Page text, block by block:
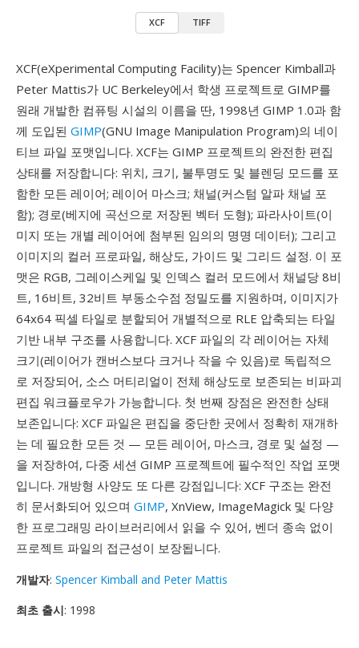
XCF TIFF
XCF(eXperimental Computing Facility)는 Spencer Kimball과
Peter Mattis가 UC Berkeley에서 학생 프로젝트로 GIMP를
원래 개발한 컴퓨팅 시설의 이름을 딴, 1998년 GIMP 1.0과 함
께 도입된 GIMP(GNU Image Manipulation Program)의 네이
티브 파일 포맷입니다. XCF는 GIMP 프로젝트의 완전한 편집
상태를 저장합니다: 위치, 크기, 불투명도 및 블렌딩 모드를 포
함한 모든 레이어; 레이어 마스크; 채널(커스텀 알파 채널 포
함); 경로(베지에 곡선으로 저장된 벡터 도형); 파라사이트(이
미지 또는 개별 레이어에 첨부된 임의의 명명 데이터); 그리고
이미지의 컬러 프로파일, 해상도, 가이드 및 그리드 설정. 이 포
맷은 RGB, 그레이스케일 및 인덱스 컬러 모드에서 채널당 8비
트, 16비트, 32비트 부동소수점 정밀도를 지원하며, 이미지가
64x64 픽셀 타일로 분할되어 개별적으로 RLE 압축되는 타일
기반 내부 구조를 사용합니다. XCF 파일의 각 레이어는 자체
크기(레이어가 캔버스보다 크거나 작을 수 있음)로 독립적으
로 저장되어, 소스 머티리얼이 전체 해상도로 보존되는 비파괴
편집 워크플로우가 가능합니다. 첫 번째 장점은 완전한 상태
보존입니다: XCF 파일은 편집을 중단한 곳에서 정확히 재개하
는 데 필요한 모든 것 — 모든 레이어, 마스크, 경로 및 설정 —
을 저장하여, 다중 세션 GIMP 프로젝트에 필수적인 작업 포맷
입니다. 개방형 사양도 또 다른 강점입니다: XCF 구조는 완전
히 문서화되어 있으며 GIMP, XnView, ImageMagick 및 다양
한 프로그래밍 라이브러리에서 읽을 수 있어, 벤더 종속 없이
프로젝트 파일의 접근성이 보장됩니다.
개발자: Spencer Kimball and Peter Mattis
최초 출시: 1998